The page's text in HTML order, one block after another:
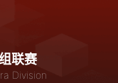
联赛
Division